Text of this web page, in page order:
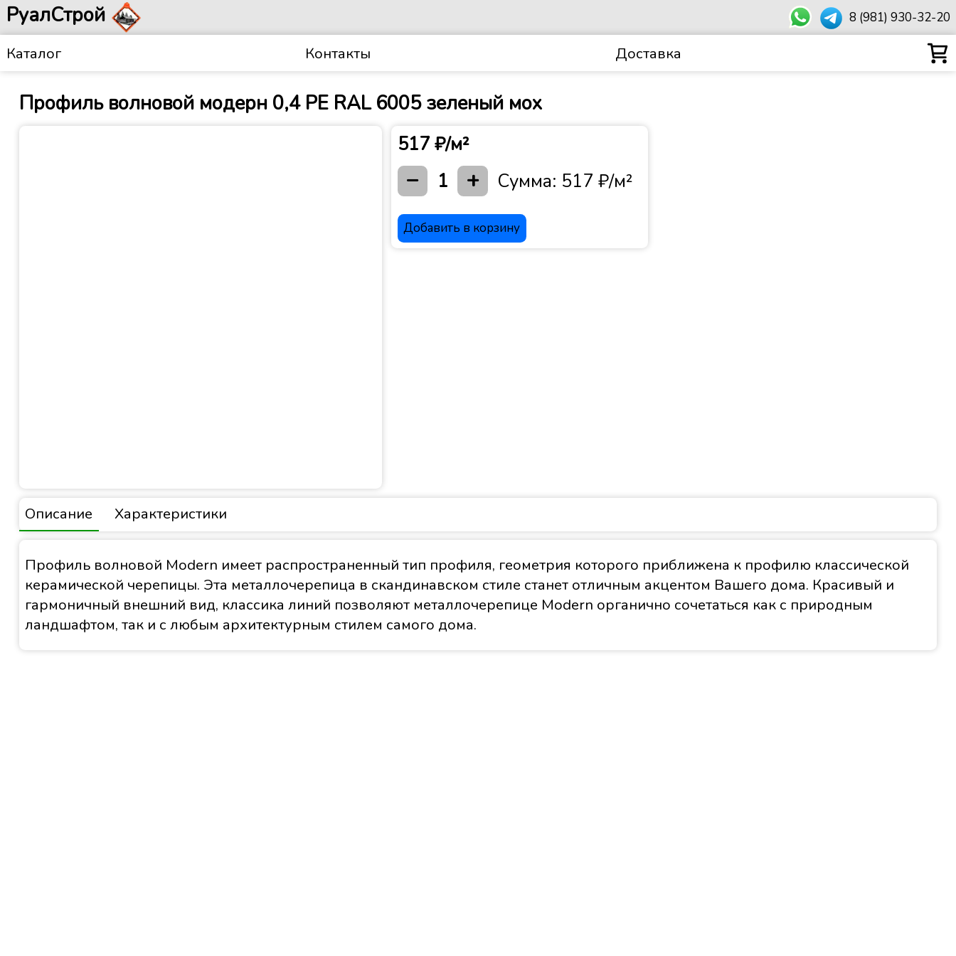
РуалСтрой 8 (981) 930-32-20
Каталог Контакты Доставка
Профиль волновой модерн 0,4 PE RAL 6005 зеленый мох
517 ₽/м²
− 1 + Сумма: 517 ₽/м²
Добавить в корзину
Описание Характеристики
Профиль волновой Modern имеет распространенный тип профиля, геометрия которого приближена к профилю классической
керамической черепицы. Эта металлочерепица в скандинавском стиле станет отличным акцентом Вашего дома. Красивый и
гармоничный внешний вид, классика линий позволяют металлочерепице Modern органично сочетаться как с природным
ландшафтом, так и с любым архитектурным стилем самого дома.